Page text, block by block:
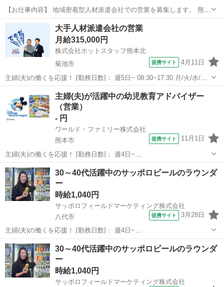
【お仕事内容】 地域密着型人材派遣会社での営業を募集します。 熊本
県菊池市にオープンして8年になります。 業績好調の為、増員募集で
す。 ＝ミッション：NO求人詐欺！求職者と企業との誠実なマッチン
グ＝ この仕事は日本経済を...
熊本 菊池市 営業
大手人材派遣会社の営業
月給315,000円
株式会社ホットスタッフ熊本北
菊池市
提携サイト 4月11日
主婦(夫)の働くを応援！ [勤務日数]： 週5日~ 08:30~17:30 月/火/水/木/
金 [勤務地・最寄駅]： 熊本県菊池市野間口 株式会社ホットスタッフ熊
本北 御代志駅自動車24分／原水駅 自動車29分／光の森駅...
営業
主婦(夫)が活躍中の幼児教育アドバイザー
（営業）
- 円
ワールド・ファミリー株式会社
熊本市
提携サイト 11月1日
主婦(夫)の働くを応援！ [勤務日数]： 週4日~
10:00~17:00/10:00~16:00/10:00~15:00/09:30~14:00 [勤務地・最寄
駅]： 熊本県熊本市北区 ※勤務エリア選択可 ワールド・...
熊本 熊本市
30～40代活躍中のサッポロビールのラウンダ
ー
時給1,040円
サッポロフィールドマーケティング株式会社
八代市
提携サイト 3月28日
主婦(夫)の働くを応援！ [勤務日数]： 週4日~
09:00~15:00/10:00~16:00/11:00~17:00/12:00~18:00 月/火/水/木/金 な
どから選べます [勤務地・最寄駅]： 熊本県八代市...
熊本 八代市 営業
30～40代活躍中のサッポロビールのラウンダ
ー
時給1,040円
サッポロフィールドマーケティング株式会社